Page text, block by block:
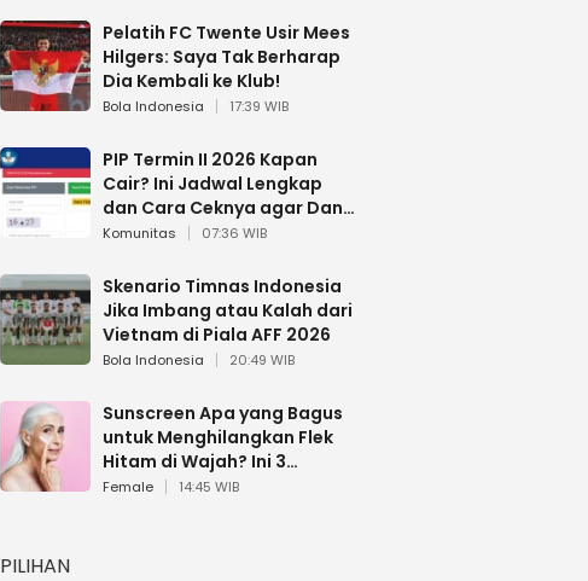
Pelatih FC Twente Usir Mees
Hilgers: Saya Tak Berharap
Dia Kembali ke Klub!
Bola Indonesia 17:39 WIB
PIP Termin II 2026 Kapan
Cair? Ini Jadwal Lengkap
dan Cara Ceknya agar Dana
Tidak Hangus!
Komunitas 07:36 WIB
Skenario Timnas Indonesia
Jika Imbang atau Kalah dari
Vietnam di Piala AFF 2026
Bola Indonesia 20:49 WIB
Sunscreen Apa yang Bagus
untuk Menghilangkan Flek
Hitam di Wajah? Ini 3
Rekomendasi sesuai Review
Female 14:45 WIB
PILIHAN